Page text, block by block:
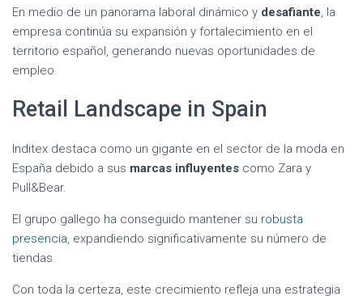
En medio de un panorama laboral dinámico y desafiante, la
empresa continúa su expansión y fortalecimiento en el
territorio español, generando nuevas oportunidades de
empleo.
Retail Landscape in Spain
Inditex destaca como un gigante en el sector de la moda en
España debido a sus marcas influyentes como Zara y
Pull&Bear.
El grupo gallego ha conseguido mantener su robusta
presencia, expandiendo significativamente su número de
tiendas.
Con toda la certeza, este crecimiento refleja una estrategia